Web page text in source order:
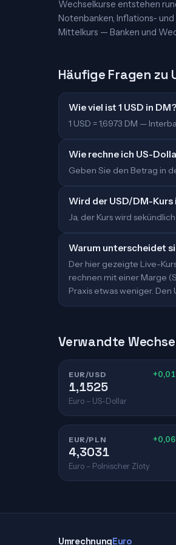
Wechselkurse entstehen
Notenbanken, Inflations-
Mittelkurs — Banken und
Häufige Fragen zu
Wie viel ist 1 USD in DM?
1 USD = 1,6973 DM —
Wie rechne ich US-
Geben Sie den Betrag in
Wird der USD/DM-
Ja, der Kurs wird
Warum unterscheidet
Der hier gezeigte Live-
rechnen mit einer Marge
Praxis etwas weniger.
Verwandte
EUR/USD
1,1525
Euro – US-Dollar
EUR/PLN
4,3031
Euro – Polnischer Zloty
UmrechnungEuro